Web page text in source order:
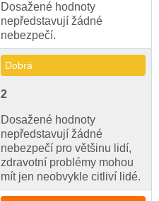
Dosažené hodnoty
nepředstavují žádné
nebezpečí.
Dobrá
2
Dosažené hodnoty
nepředstavují žádné
nebezpečí pro většinu lidí,
zdravotní problémy mohou
mít jen neobvykle citliví lidé.